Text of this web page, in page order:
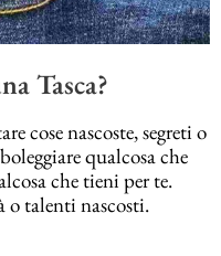
Tasca?
cose nascoste, segreti o
qualcosa che
che tieni per te.
talenti nascosti.